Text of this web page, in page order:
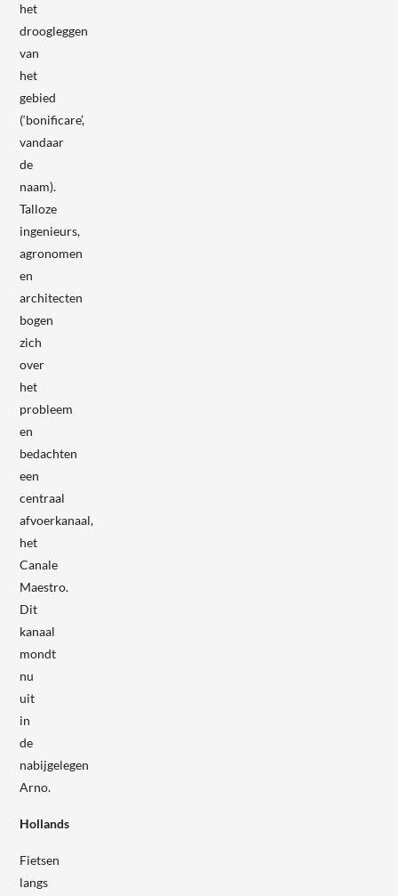
het
droogleggen
van
het
gebied
(‘bonificare’,
vandaar
de
naam).
Talloze
ingenieurs,
agronomen
en
architecten
bogen
zich
over
het
probleem
en
bedachten
een
centraal
afvoerkanaal,
het
Canale
Maestro.
Dit
kanaal
mondt
nu
uit
in
de
nabijgelegen
Arno.
Hollands
Fietsen
langs